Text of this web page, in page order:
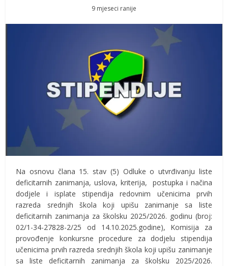
9 mjeseci ranije
Na osnovu člana 15. stav (5) Odluke o utvrđivanju liste
deficitarnih zanimanja, uslova, kriterija, postupka i načina
dodjele i isplate stipendija redovnim učenicima prvih
razreda srednjih škola koji upišu zanimanje sa liste
deficitarnih zanimanja za školsku 2025/2026. godinu (broj:
02/1-34-27828-2/25 od 14.10.2025.godine), Komisija za
provođenje konkursne procedure za dodjelu stipendija
učenicima prvih razreda srednjih škola koji upišu zanimanje
sa liste deficitarnih zanimanja za školsku 2025/2026.